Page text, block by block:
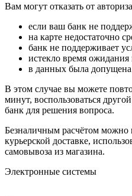
Вам могут отказать от
если ваш банк не
на карте недостаточно
банк не поддерживает
истекло время
в данных была
В этом случае вы можете
минут, воспользоваться
банк для решения вопроса.
Безналичным расчётом можно
курьерской доставке,
самовывоза из магазина.
Электронные системы